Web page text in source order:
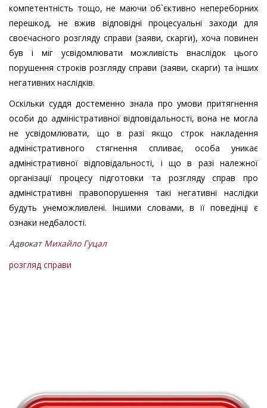
компетентність тощо, не маючи об`єктивно непереборних
перешкод, не вжив відповідні процесуальні заходи для
своєчасного розгляду справи (заяви, скарги), хоча повинен
був і міг усвідомлювати можливість внаслідок цього
порушення строків розгляду справи (заяви, скарги) та інших
негативних наслідків.
Оскільки суддя достеменно знала про умови притягнення
особи до адміністративної відповідальності, вона не могла
не усвідомлювати, що в разі якщо строк накладення
адміністративного стягнення спливає, особа уникає
адміністративної відповідальності, і що в разі належної
організації процесу підготовки та розгляду справ про
адміністративні правопорушення такі негативні наслідки
будуть унеможливлені. Іншими словами, в її поведінці є
ознаки недбалості.
Адвокат Михайло Гуцал
розгляд справи